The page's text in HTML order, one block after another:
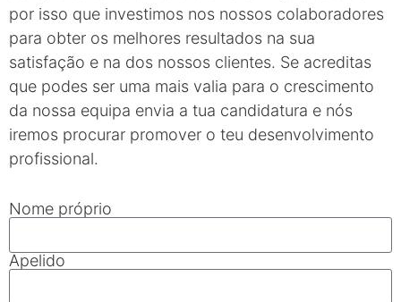
por isso que investimos nos nossos colaboradores
para obter os melhores resultados na sua
satisfação e na dos nossos clientes. Se acreditas
que podes ser uma mais valia para o crescimento
da nossa equipa envia a tua candidatura e nós
iremos procurar promover o teu desenvolvimento
profissional.
Nome próprio
Apelido